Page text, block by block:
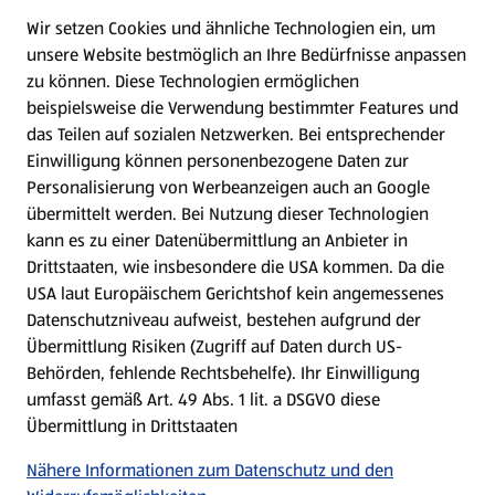
WhatsApp
Gewinnspiele
Mein HOFER. Meine Einkäufe.
Meine Meinung. Mein HOFER.
Gutscheingroßbestellung
(öffnet in einem neuen Tab)
Folge uns hier:
Jetzt die HOFER App downloaden
Wir setzen Cookies und ähnliche Technologien ein, um
unsere Website bestmöglich an Ihre Bedürfnisse anpassen
zu können. Diese Technologien ermöglichen
beispielsweise die Verwendung bestimmter Features und
das Teilen auf sozialen Netzwerken. Bei entsprechender
Einwilligung können personenbezogene Daten zur
Personalisierung von Werbeanzeigen auch an Google
übermittelt werden. Bei Nutzung dieser Technologien
kann es zu einer Datenübermittlung an Anbieter in
Drittstaaten, wie insbesondere die USA kommen. Da die
USA laut Europäischem Gerichtshof kein angemessenes
Datenschutzniveau aufweist, bestehen aufgrund der
Übermittlung Risiken (Zugriff auf Daten durch US-
Behörden, fehlende Rechtsbehelfe). Ihr Einwilligung
umfasst gemäß Art. 49 Abs. 1 lit. a DSGVO diese
Übermittlung in Drittstaaten
Nähere Informationen zum Datenschutz und den